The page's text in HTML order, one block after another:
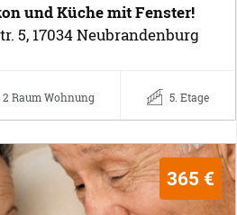
und Küche mit Fenster!
5, 17034 Neubrandenburg
2 Raum Wohnung 5. Etage
365 €